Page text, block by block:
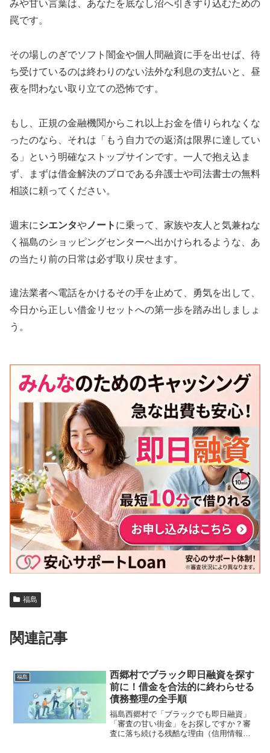
みや甘い言葉は、あなたを底なし沼へ引きずり込むための
罠です。
その場しのぎでソフト闇金や個人間融資に手を出せば、待
ち受けているのは終わりのない法外な利息の支払いと、昼
夜を問わない取り立ての恐怖です。
もし、正規の金融機関からこれ以上お金を借りられなくな
ったのなら、それは「もう自力での返済は限界に達してい
る」という明確なストップサインです。一人で抱え込ま
ず、まずは借金解決のプロである弁護士や司法書士の無料
相談に頼ってください。
週末にシエンタや ノート に乗って、家族や友人と気兼ねな
く福島のショッピングセンターへ出かけられるような、あ
の当たり前の日常は必ず取り戻せます。
違法業者へ電話をかけるその手を止めて、勇気を出して、
今日から正しい借金リセットへの第一歩を踏み出しましょ
う。
福島
関連記事
福島
西郷村でブラック即日融資を探す
前に！借金を合法的に終わらせる
債務整理の全手順
福島西郷村で「ブラックでも即日融資」
「審査の甘い街金」をお探しですか？審
査に落ち続ける残酷な理由（信用情報と